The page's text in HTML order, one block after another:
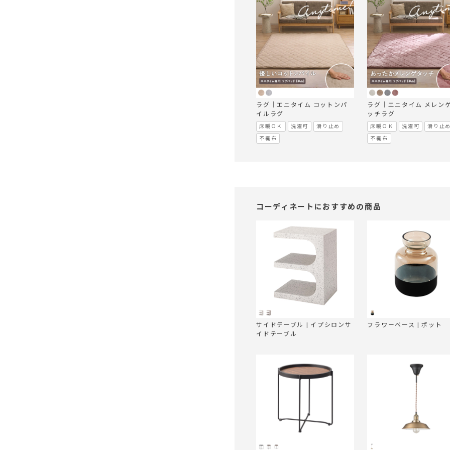
ラグ｜エニタイム コットンパ
イルラグ
床暖ＯＫ 洗濯可
滑り止め
不織布
ラグ｜エニタイム メレン
ッチラグ
床暖ＯＫ 洗濯可
滑り止
不織布
コーディネートにおすすめの商品
サイドテーブル | イプシロンサ
イドテーブル
フラワーベース | ポット